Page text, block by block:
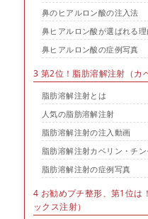
鼻のヒアルロン酸の注入法
鼻ヒアルロン酸が選ばれる理
鼻ヒアルロン酸の症例写真
3 第2位！脂肪溶解注射（カ
脂肪溶解注射とは
人気の脂肪溶解注射
脂肪溶解注射の注入動画
脂肪溶解注射カベリン・チ
脂肪溶解注射の症例写真
4 お勧めプチ整形、第1位は
ックス注射）